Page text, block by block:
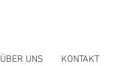
ÜBER UNS KONTAKT